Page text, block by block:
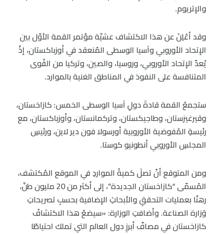
والإتريوم.
وقد أعُلِنَ عن هذا الاكتشاف عشيّة مؤتمر القمة الأوّل بين
الإتحاد الأوروبي وآسيا الوسطى المُنعقد في أوزباكستان، إذْ
يُعدّ الإتحاد الأوروبي، وروسيا، والصين، وتركيا من القُوى
المتنافسة على النفوذ في المناطق الغنية بالموارد.
ستجمعُ القمة قادةَ دولِ آسيا الوسطى الخمس: كازاخستان،
وقيرغيزستان، وطاجيكستان، وتركمانستان، وأوزباكستان، مع
رئيسةِ المُفوضية الأوروبية أورسولا فون دير لاين، ورئيسِ
المجلسِ الأوروبي أنطونيو كوستا.
ومن المتوقع أنْ تصلَ كميةُ المواردِ في الموقع المُكتشف،
المُسمّى “كازاخستان الجديدة”، إلى أكثر من 20 مليون طنّ،
رهنًا بعمليات التحققِ والأبحاثِ الإضافية بحسبِ تصريحاتِ
وَزارة الصناعة. وأضافتِ الوزارة: «سيضعُ هذا الاكتشافُ
كازاخستان في مصافّ أبرزِ دول العالم التي تملك احتياطًا